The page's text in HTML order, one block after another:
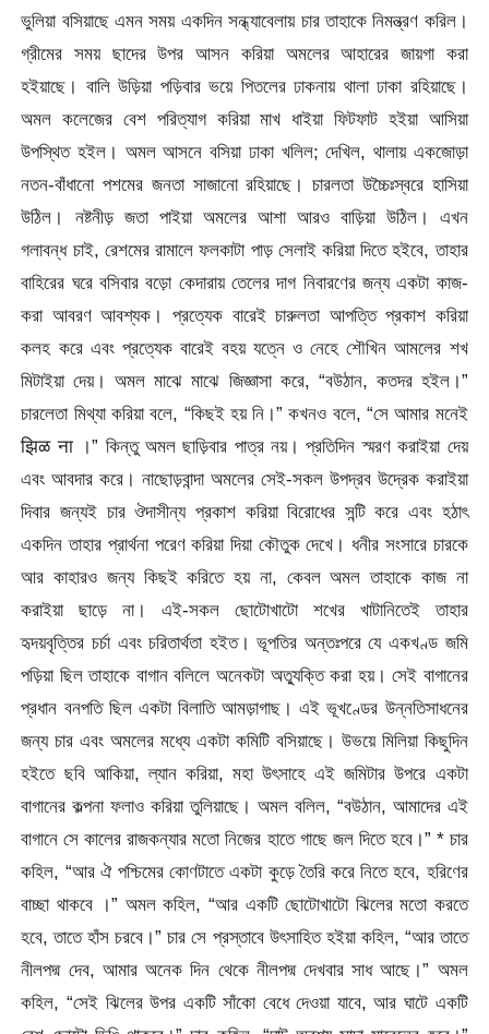
ভুলিয়া বসিয়াছে এমন সময় একদিন সন্ধ্যাবেলায় চার তাহাকে নিমন্ত্রণ করিল।
গ্রীমের সময় ছাদের উপর আসন করিয়া অমলের আহারের জায়গা করা
হইয়াছে। বালি উড়িয়া পড়িবার ভয়ে পিতলের ঢাকনায় থালা ঢাকা রহিয়াছে।
অমল কলেজের বেশ পরিত্যাগ করিয়া মাখ ধাইয়া ফিটফাট হইয়া আসিয়া
উপস্থিত হইল। অমল আসনে বসিয়া ঢাকা খলিল; দেখিল, থালায় একজোড়া
নতন-বাঁধানো পশমের জনতা সাজানো রহিয়াছে। চারলতা উচ্চৈঃস্বরে হাসিয়া
উঠিল। নষ্টনীড় জতা পাইয়া অমলের আশা আরও বাড়িয়া উঠিল। এখন
গলাবন্ধ চাই, রেশমের রামালে ফলকাটা পাড় সেলাই করিয়া দিতে হইবে, তাহার
বাহিরের ঘরে বসিবার বড়ো কেদারায় তেলের দাগ নিবারণের জন্য একটা কাজ-
করা আবরণ আবশ্যক। প্রত্যেক বারেই চারুলতা আপত্তি প্রকাশ করিয়া
কলহ করে এবং প্রত্যেক বারেই বহয় যত্নে ও নেহে শৌখিন আমলের শখ
মিটাইয়া দেয়। অমল মাঝে মাঝে জিজ্ঞাসা করে, “বউঠান, কতদর হইল।”
চারলেতা মিথ্যা করিয়া বলে, “কিছই হয় নি।” কখনও বলে, “সে আমার মনেই
झिळ ना ।” কিন্তু অমল ছাড়িবার পাত্র নয়। প্রতিদিন স্মরণ করাইয়া দেয়
এবং আবদার করে। নাছোড়বান্দা অমলের সেই-সকল উপদ্রব উদ্রেক করাইয়া
দিবার জন্যই চার ঔদাসীন্য প্রকাশ করিয়া বিরোধের সন্টি করে এবং হঠাৎ
একদিন তাহার প্রার্থনা পরেণ করিয়া দিয়া কৌতুক দেখে। ধনীর সংসারে চারকে
আর কাহারও জন্য কিছই করিতে হয় না, কেবল অমল তাহাকে কাজ না
করাইয়া ছাড়ে না। এই-সকল ছোটোখাটো শখের খাটানিতেই তাহার
হৃদয়বৃত্তির চর্চা এবং চরিতার্থতা হইত। ভূপতির অন্তঃপরে যে একখণ্ড জমি
পড়িয়া ছিল তাহাকে বাগান বলিলে অনেকটা অত্যুক্তি করা হয়। সেই বাগানের
প্রধান বনপতি ছিল একটা বিলাতি আমড়াগাছ। এই ভূখণ্ডের উন্নতিসাধনের
জন্য চার এবং অমলের মধ্যে একটা কমিটি বসিয়াছে। উভয়ে মিলিয়া কিছুদিন
হইতে ছবি আকিয়া, ল্যান করিয়া, মহা উৎসাহে এই জমিটার উপরে একটা
বাগানের কল্পনা ফলাও করিয়া তুলিয়াছে। অমল বলিল, “বউঠান, আমাদের এই
বাগানে সে কালের রাজকন্যার মতো নিজের হাতে গাছে জল দিতে হবে।” * চার
কহিল, “আর ঐ পশ্চিমের কোণটাতে একটা কুড়ে তৈরি করে নিতে হবে, হরিণের
বাচ্ছা থাকবে ।” অমল কহিল, “আর একটি ছোটোখাটো ঝিলের মতো করতে
হবে, তাতে হাঁস চরবে।” চার সে প্রস্তাবে উৎসাহিত হইয়া কহিল, “আর তাতে
নীলপদ্ম দেব, আমার অনেক দিন থেকে নীলপদ্ম দেখবার সাধ আছে।” অমল
কহিল, “সেই ঝিলের উপর একটি সাঁকো বেধে দেওয়া যাবে, আর ঘাটে একটি